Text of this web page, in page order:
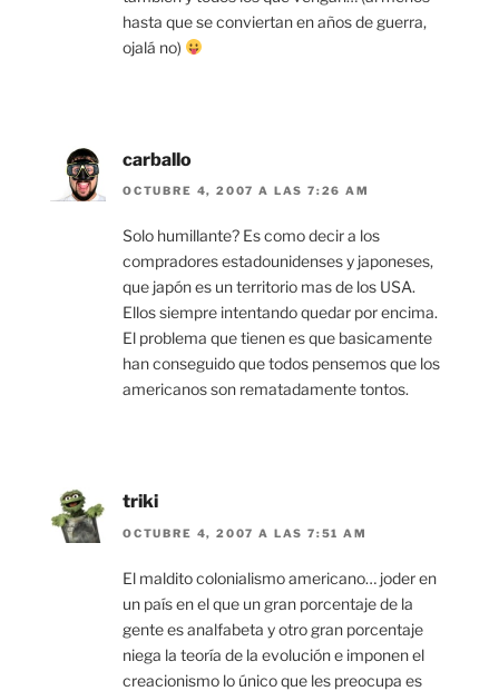
hasta que se conviertan en años de guerra,
ojalá no)
carballo
OCTUBRE 4, 2007 A LAS 7:26 AM
Solo humillante? Es como decir a los
compradores estadounidenses y japoneses,
que japón es un territorio mas de los USA.
Ellos siempre intentando quedar por encima.
El problema que tienen es que basicamente
han conseguido que todos pensemos que los
americanos son rematadamente tontos.
triki
OCTUBRE 4, 2007 A LAS 7:51 AM
El maldito colonialismo americano… joder en
un país en el que un gran porcentaje de la
gente es analfabeta y otro gran porcentaje
niega la teoría de la evolución e imponen el
creacionismo lo único que les preocupa es